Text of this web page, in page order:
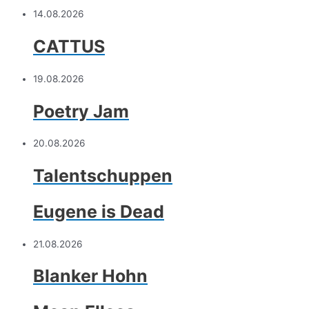
14.08.2026
CATTUS
19.08.2026
Poetry Jam
20.08.2026
Talentschuppen
Eugene is Dead
21.08.2026
Blanker Hohn